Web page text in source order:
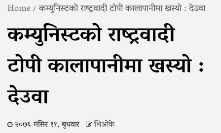
Home कम्युनिस्टको राष्ट्रवादी टोपी कालापानीमा खस्यो : देउवा
कम्युनिस्टको राष्ट्रवादी
टोपी कालापानीमा खस्यो :
देउवा
२०७६ मंसिर ११, बुधवार भिओके